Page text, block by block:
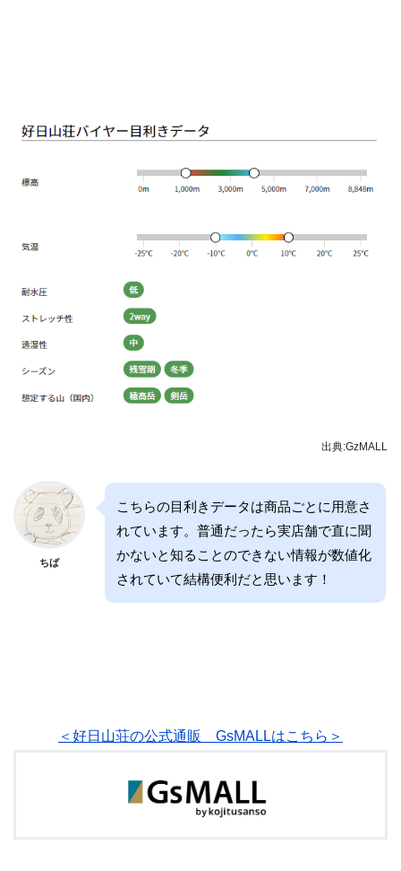
出典:GzMALL
ちば
こちらの目利きデータは商品ごとに用意さ
れています。普通だったら実店舗で直に聞
かないと知ることのできない情報が数値化
されていて結構便利だと思います！
＜好日山荘の公式通販 GsMALLはこちら＞